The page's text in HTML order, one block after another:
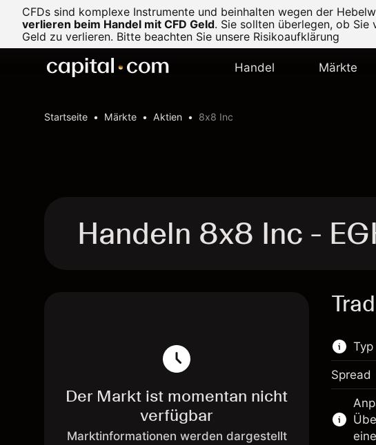
CFDs sind komplexe Instrumente und beinhalten wegen der
verlieren beim Handel mit CFD Geld. Sie sollten überlegen, ob Sie
Geld zu verlieren. Bitte beachten Sie unsere Risikoaufklärung
Handel Märkte
Startseite Märkte Aktien 8x8 Inc
Handeln 8x8 Inc -
Der Markt ist momentan nicht
verfügbar
Marktinformationen werden dargestellt
Typ
zur
Spread